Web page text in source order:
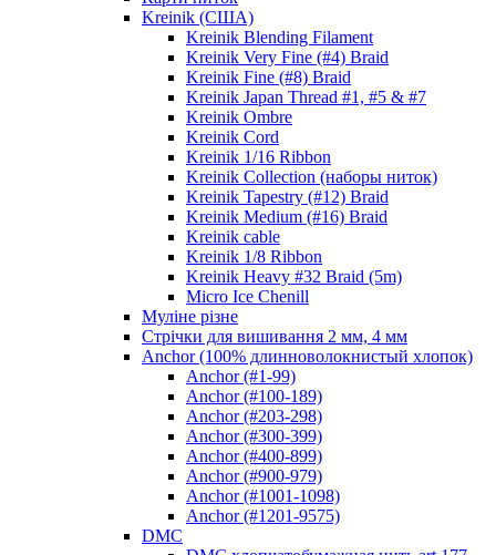
Kreinik (США)
Kreinik Blending Filament
Kreinik Very Fine (#4) Braid
Kreinik Fine (#8) Braid
Kreinik Japan Thread #1, #5 & #7
Kreinik Ombre
Kreinik Cord
Kreinik 1/16 Ribbon
Kreinik Collection (наборы ниток)
Kreinik Tapestry (#12) Braid
Kreinik Medium (#16) Braid
Kreinik cable
Kreinik 1/8 Ribbon
Kreinik Heavy #32 Braid (5m)
Micro Ice Chenill
Муліне різне
Стрічки для вишивання 2 мм, 4 мм
Anchor (100% длинноволокнистый хлопок)
Anchor (#1-99)
Anchor (#100-189)
Anchor (#203-298)
Anchor (#300-399)
Anchor (#400-899)
Anchor (#900-979)
Anchor (#1001-1098)
Anchor (#1201-9575)
DMC